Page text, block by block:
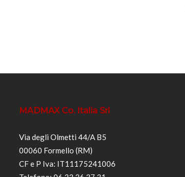
MADMAX Co. Italia Srl
Via degli Olmetti 44/A B5
00060 Formello (RM)
CF e P Iva: IT11175241006